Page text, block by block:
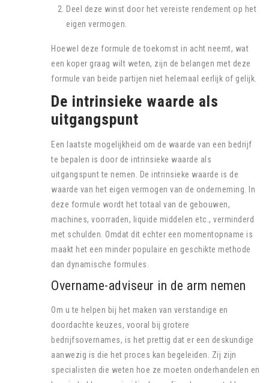
Deel deze winst door het vereiste rendement op het
eigen vermogen.
Hoewel deze formule de toekomst in acht neemt, wat
een koper graag wilt weten, zijn de belangen met deze
formule van beide partijen niet helemaal eerlijk of gelijk.
De intrinsieke waarde als
uitgangspunt
Een laatste mogelijkheid om de waarde van een bedrijf
te bepalen is door de intrinsieke waarde als
uitgangspunt te nemen. De intrinsieke waarde is de
waarde van het eigen vermogen van de onderneming. In
deze formule wordt het totaal van de gebouwen,
machines, voorraden, liquide middelen etc., verminderd
met schulden. Omdat dit echter een momentopname is
maakt het een minder populaire en geschikte methode
dan dynamische formules.
Overname-adviseur in de arm nemen
Om u te helpen bij het maken van verstandige en
doordachte keuzes, vooral bij grotere
bedrijfsovernames, is het prettig dat er een deskundige
aanwezig is die het proces kan begeleiden. Zij zijn
specialisten die weten hoe ze moeten onderhandelen en